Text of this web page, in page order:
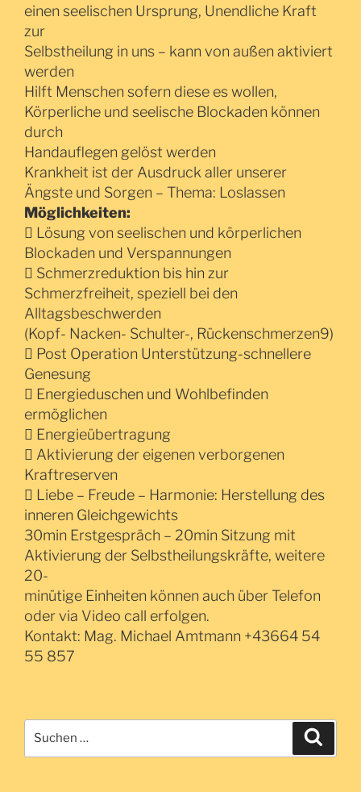
einen seelischen Ursprung, Unendliche Kraft
zur
Selbstheilung in uns – kann von außen aktiviert
werden
Hilft Menschen sofern diese es wollen,
Körperliche und seelische Blockaden können
durch
Handauflegen gelöst werden
Krankheit ist der Ausdruck aller unserer
Ängste und Sorgen – Thema: Loslassen
Möglichkeiten:
 Lösung von seelischen und körperlichen
Blockaden und Verspannungen
 Schmerzreduktion bis hin zur
Schmerzfreiheit, speziell bei den
Alltagsbeschwerden
(Kopf- Nacken- Schulter-, Rückenschmerzen9)
 Post Operation Unterstützung-schnellere
Genesung
 Energieduschen und Wohlbefinden
ermöglichen
 Energieübertragung
 Aktivierung der eigenen verborgenen
Kraftreserven
 Liebe – Freude – Harmonie: Herstellung des
inneren Gleichgewichts
30min Erstgespräch – 20min Sitzung mit
Aktivierung der Selbstheilungskräfte, weitere
20-
minütige Einheiten können auch über Telefon
oder via Video call erfolgen.
Kontakt: Mag. Michael Amtmann +43664 54
55 857
nach: